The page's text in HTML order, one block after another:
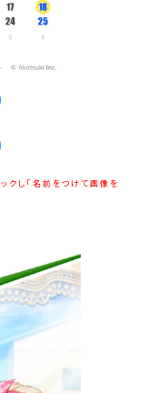
クし｢名前をつけて画像を